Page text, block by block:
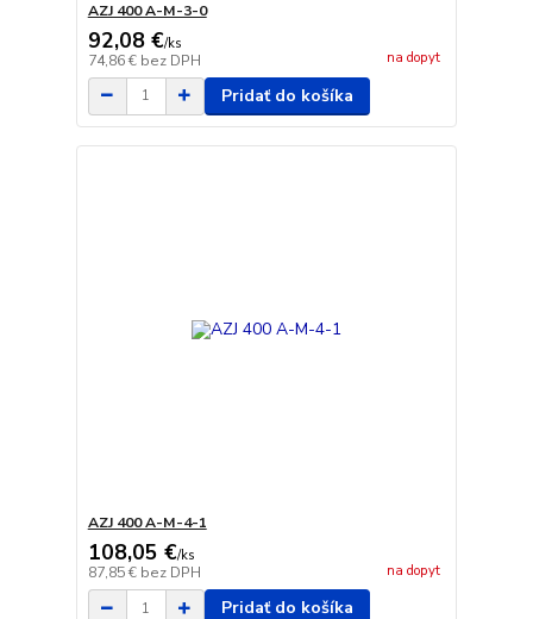
AZJ 400 A-M-3-0
92,08 €/ks
74,86 € bez DPH na dopyt
Pridať do košíka
AZJ 400 A-M-4-1
108,05 €/ks
87,85 € bez DPH na dopyt
Pridať do košíka